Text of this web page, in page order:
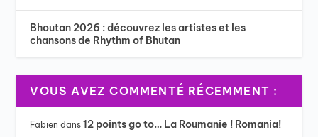
Bhoutan 2026 : découvrez les artistes et les
chansons de Rhythm of Bhutan
VOUS AVEZ COMMENTÉ RÉCEMMENT :
Fabien dans12 points go to… La Roumanie ! Romania!